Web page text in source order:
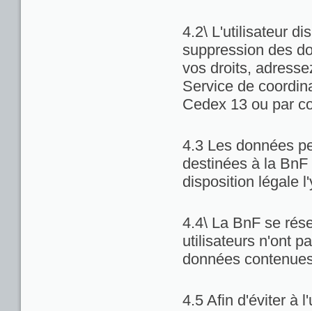
4.2\ L'utilisateur
suppression des
vos droits,
Service de
Cedex 13 ou par
4.3 Les données
destinées à la
disposition légale
4.4\ La BnF se
utilisateurs n'ont
données
4.5 Afin d'éviter à